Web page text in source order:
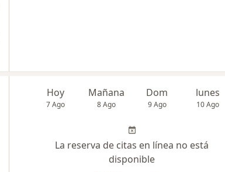
Hoy
7 Ago
Mañana
8 Ago
Dom
9 Ago
lunes
10 Ago
La reserva de citas en línea no está
disponible